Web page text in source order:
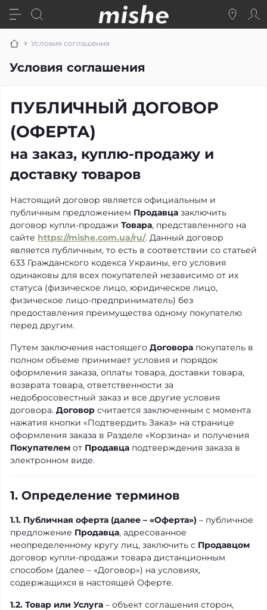
Условия соглашения
Условия соглашения
ПУБЛИЧНЫЙ ДОГОВОР
(ОФЕРТА)
на заказ, куплю-продажу и
доставку товаров
Настоящий договор является официальным и
публичным предложением Продавца заключить
договор купли-продажи Товара, представленного на
сайте https://mishe.com.ua/ru/. Данный договор
является публичным, то есть в соответствии со статьей
633 Гражданского кодекса Украины, его условия
одинаковы для всех покупателей независимо от их
статуса (физическое лицо, юридическое лицо,
физическое лицо-предприниматель) без
предоставления преимущества одному покупателю
перед другим.
Путем заключения настоящего Договора покупатель в
полном объеме принимает условия и порядок
оформления заказа, оплаты товара, доставки товара,
возврата товара, ответственности за
недобросовестный заказ и все другие условия
договора. Договор считается заключенным с момента
нажатия кнопки «Подтвердить Заказ» на странице
оформления заказа в Разделе «Корзина» и получения
Покупателем от Продавца подтверждения заказа в
электронном виде.
1. Определение терминов
1.1. Публичная оферта (далее – «Оферта») – публичное
предложение Продавца, адресованное
неопределенному кругу лиц, заключить с Продавцом
договор купли-продажи товара дистанционным
способом (далее – «Договор») на условиях,
содержащихся в настоящей Оферте.
1.2. Товар или Услуга – объект соглашения сторон,